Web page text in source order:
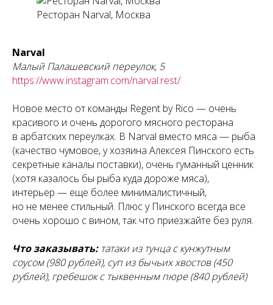
Ресторан Narval, Москва
Narval
Малый Палашевский переулок, 5
https://www.instagram.com/narval.rest/
Новое место от команды Regent by Rico — очень
красивого и очень дорогого мясного ресторана
в арбатских переулках. В Narval вместо мяса — рыба
(качество чумовое, у хозяина Алексея Пинского есть
секретные каналы поставки), очень гуманный ценник
(хотя казалось бы рыба куда дороже мяса),
интерьер — еще более минималистичный,
но не менее стильный. Плюс у Пинского всегда все
очень хорошо с вином, так что приезжайте без руля.
Что заказывать:татаки из тунца с кунжутным
соусом (980 рублей), суп из бычьих хвостов (450
рублей), гребешок с тыквенным пюре (840 рублей)